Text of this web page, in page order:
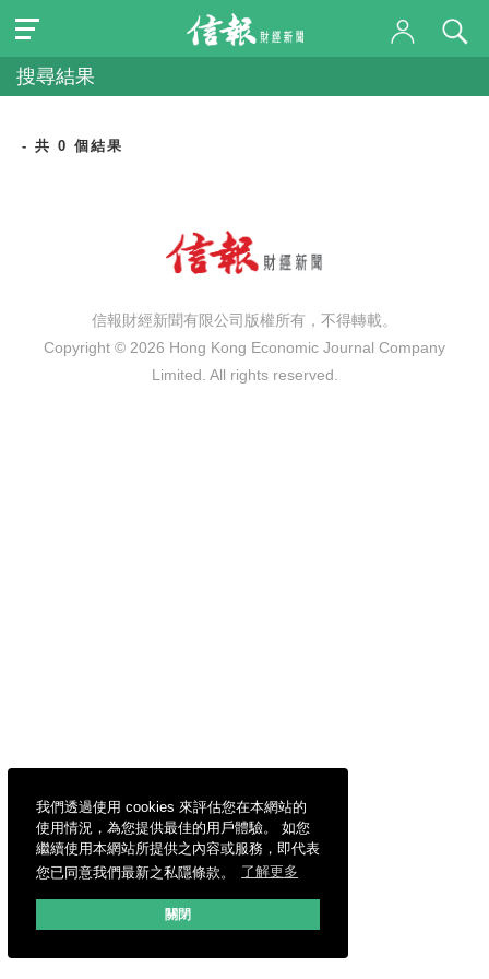
我們透過使用 cookies 來評估您在本網站的
使用情況，為您提供最佳的用戶體驗。 如您
繼續使用本網站所提供之內容或服務，即代表
您已同意我們最新之私隱條款。
了解更多
關閉
搜尋結果
- 共 0 個結果
信報財經新聞有限公司版權所有，不得轉載。
Copyright © 2026 Hong Kong Economic Journal Company
Limited. All rights reserved.